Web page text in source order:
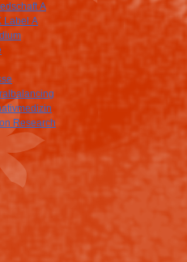
A
Label A
Research